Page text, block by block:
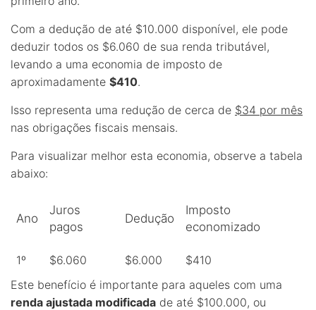
Com a dedução de até $10.000 disponível, ele pode
deduzir todos os $6.060 de sua renda tributável,
levando a uma economia de imposto de
aproximadamente $410.
Isso representa uma redução de cerca de $34 por mês
nas obrigações fiscais mensais.
Para visualizar melhor esta economia, observe a tabela
abaixo:
Ano
Juros
pagos
Dedução
Imposto
economizado
1º $6.060 $6.000
$410
Este benefício é importante para aqueles com uma
renda ajustada modificada de até $100.000, ou